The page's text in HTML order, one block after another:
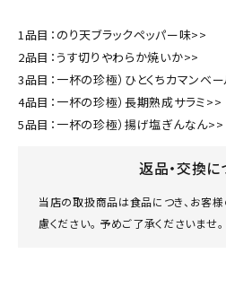
1品目： のり天ブラックペッパー味>>
2品目： うす切りやわらか焼いか>>
3品目： 一杯の珍極）ひとくちカマンベ
4品目： 一杯の珍極）長期熟成サラミ>>
5品目： 一杯の珍極）揚げ塩ぎんなん>>
返品・交換に
当店の取扱商品は食品につき、お客
慮ください。 予めご了承くださいませ。